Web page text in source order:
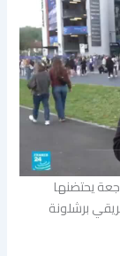
يحتضنها
برشلونة